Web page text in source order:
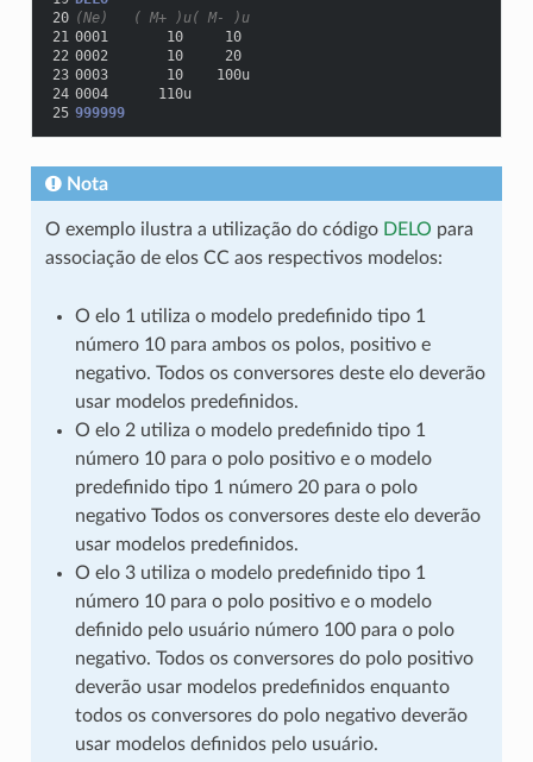
20 (Ne)   ( M+ )u( M- )u
21 0001       10     10
22 0002       10     20
23 0003       10    100u
24 0004      110u
25 999999
Nota
O exemplo ilustra a utilização do código DELO para
associação de elos CC aos respectivos modelos:
O elo 1 utiliza o modelo predefinido tipo 1
número 10 para ambos os polos, positivo e
negativo. Todos os conversores deste elo deverão
usar modelos predefinidos.
O elo 2 utiliza o modelo predefinido tipo 1
número 10 para o polo positivo e o modelo
predefinido tipo 1 número 20 para o polo
negativo Todos os conversores deste elo deverão
usar modelos predefinidos.
O elo 3 utiliza o modelo predefinido tipo 1
número 10 para o polo positivo e o modelo
definido pelo usuário número 100 para o polo
negativo. Todos os conversores do polo positivo
deverão usar modelos predefinidos enquanto
todos os conversores do polo negativo deverão
usar modelos definidos pelo usuário.